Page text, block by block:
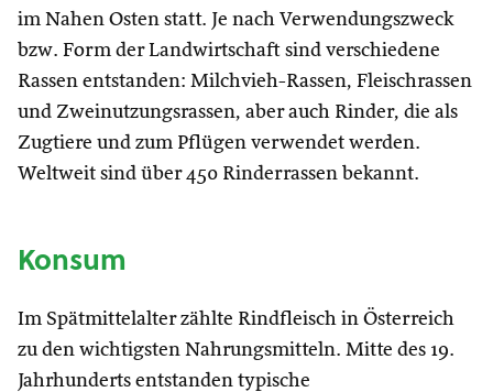
im Nahen Osten statt. Je nach Verwendungszweck
bzw. Form der Landwirtschaft sind verschiedene
Rassen entstanden: Milchvieh-Rassen, Fleischrassen
und Zweinutzungsrassen, aber auch Rinder, die als
Zugtiere und zum Pflügen verwendet werden.
Weltweit sind über 450 Rinderrassen bekannt.
Konsum
Im Spätmittelalter zählte Rindfleisch in Österreich
zu den wichtigsten Nahrungsmitteln. Mitte des 19.
Jahrhunderts entstanden typische